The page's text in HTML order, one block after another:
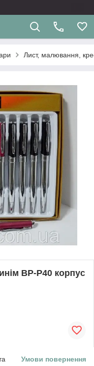
Лист, малювання,
BP-P40 корпус
Умови повернення